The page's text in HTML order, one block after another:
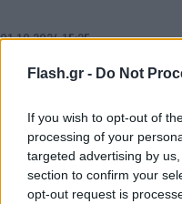
Flash.gr - Do Not
If you wish to opt-out of
processing of your
targeted advertising by
section to confirm your
opt-out request is
01.10.2024 15:35